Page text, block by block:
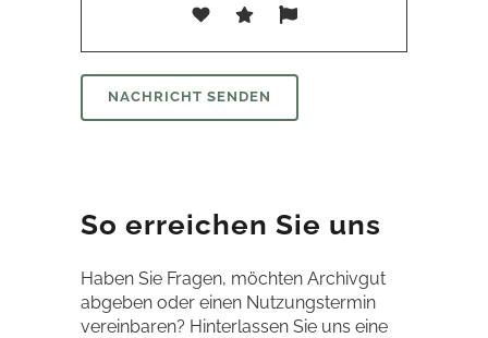
So erreichen Sie uns
Haben Sie Fragen, möchten Archivgut
abgeben oder einen Nutzungstermin
vereinbaren? Hinterlassen Sie uns eine